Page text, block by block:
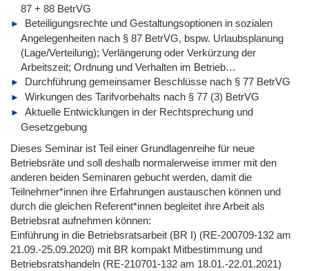
87 + 88 BetrVG
Beteiligungsrechte und Gestaltungsoptionen in sozialen
Angelegenheiten nach § 87 BetrVG, bspw. Urlaubsplanung
(Lage/Verteilung); Verlängerung oder Verkürzung der
Arbeitszeit; Ordnung und Verhalten im Betrieb…
Durchführung gemeinsamer Beschlüsse nach § 77 BetrVG
Wirkungen des Tarifvorbehalts nach § 77 (3) BetrVG
Aktuelle Entwicklungen in der Rechtsprechung und
Gesetzgebung
Dieses Seminar ist Teil einer Grundlagenreihe für neue
Betriebsräte und soll deshalb normalerweise immer mit den
anderen beiden Seminaren gebucht werden, damit die
Teilnehmer*innen ihre Erfahrungen austauschen können und
durch die gleichen Referent*innen begleitet ihre Arbeit als
Betriebsrat aufnehmen können:
Einführung in die Betriebsratsarbeit (BR I) (RE-200709-132 am
21.09.-25.09.2020) mit BR kompakt Mitbestimmung und
Betriebsratshandeln (RE-210701-132 am 18.01.-22.01.2021)